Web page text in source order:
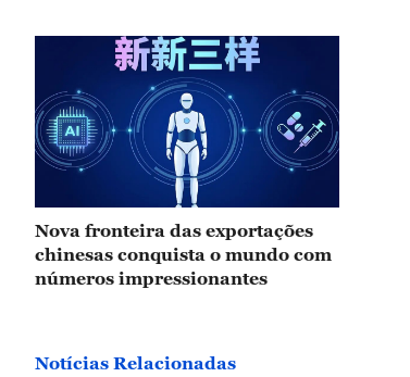
Nova fronteira das exportações
chinesas conquista o mundo com
números impressionantes
Notícias Relacionadas